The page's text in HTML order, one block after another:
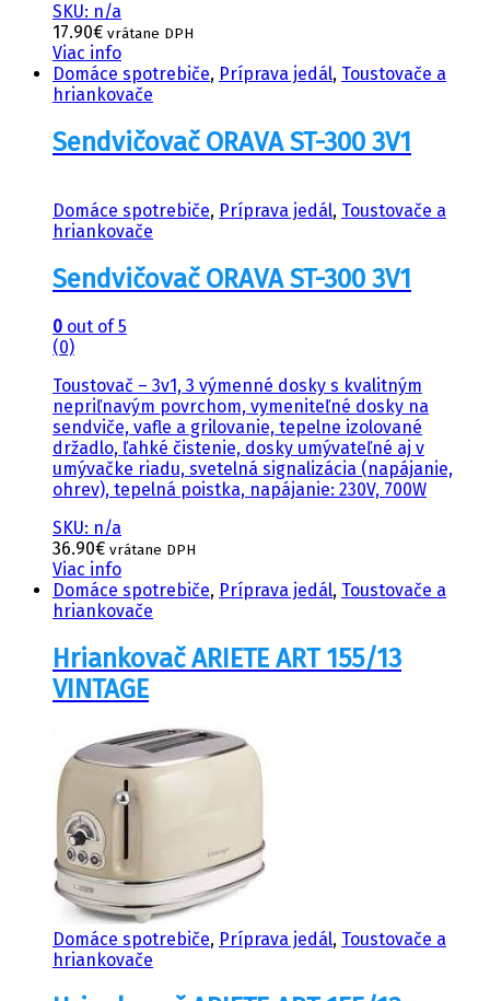
SKU: n/a
17.90€ vrátane DPH
Viac info
Domáce spotrebiče, Príprava jedál, Toustovače a
hriankovače
Sendvičovač ORAVA ST-300 3V1
Domáce spotrebiče, Príprava jedál, Toustovače a
hriankovače
Sendvičovač ORAVA ST-300 3V1
0 out of 5
(0)
Toustovač – 3v1, 3 výmenné dosky s kvalitným
nepriľnavým povrchom, vymeniteľné dosky na
sendviče, vafle a grilovanie, tepelne izolované
držadlo, ľahké čistenie, dosky umývateľné aj v
umývačke riadu, svetelná signalizácia (napájanie,
ohrev), tepelná poistka, napájanie: 230V, 700W
SKU: n/a
36.90€ vrátane DPH
Viac info
Domáce spotrebiče, Príprava jedál, Toustovače a
hriankovače
Hriankovač ARIETE ART 155/13
VINTAGE
Domáce spotrebiče, Príprava jedál, Toustovače a
hriankovače